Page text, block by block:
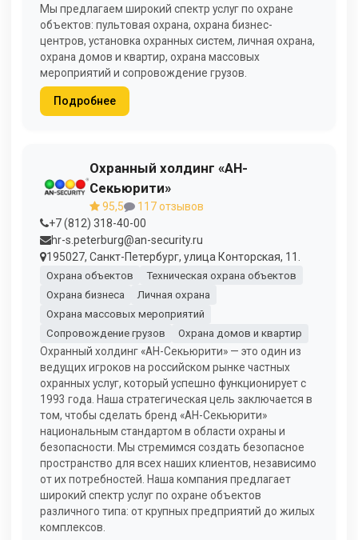
Мы предлагаем широкий спектр услуг по охране
объектов: пультовая охрана, охрана бизнес-
центров, установка охранных систем, личная охрана,
охрана домов и квартир, охрана массовых
мероприятий и сопровождение грузов.
Подробнее
Охранный холдинг «АН-
Секьюрити»
95,5
117 отзывов
+7 (812) 318-40-00
hr-s.peterburg@an-security.ru
195027, Санкт-Петербург, улица Конторская, 11.
Охрана объектов
Техническая охрана объектов
Охрана бизнеса
Личная охрана
Охрана массовых мероприятий
Сопровождение грузов
Охрана домов и квартир
Охранный холдинг «АН-Секьюрити» — это один из
ведущих игроков на российском рынке частных
охранных услуг, который успешно функционирует с
1993 года. Наша стратегическая цель заключается в
том, чтобы сделать бренд «АН-Секьюрити»
национальным стандартом в области охраны и
безопасности. Мы стремимся создать безопасное
пространство для всех наших клиентов, независимо
от их потребностей. Наша компания предлагает
широкий спектр услуг по охране объектов
различного типа: от крупных предприятий до жилых
комплексов.